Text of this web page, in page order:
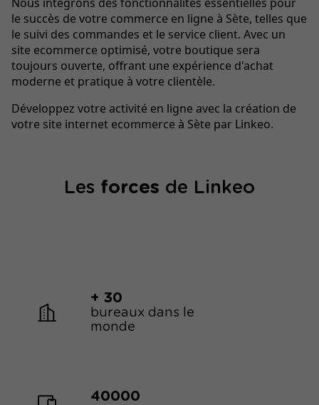
le succès de votre commerce en ligne à Sète, telles que
le suivi des commandes et le service client. Avec un
site ecommerce optimisé, votre boutique sera
toujours ouverte, offrant une expérience d'achat
moderne et pratique à votre clientèle.
Développez votre activité en ligne avec la création de
votre site internet ecommerce à Sète par Linkeo.
Les forces de Linkeo
+ 30
bureaux dans le
monde
40000